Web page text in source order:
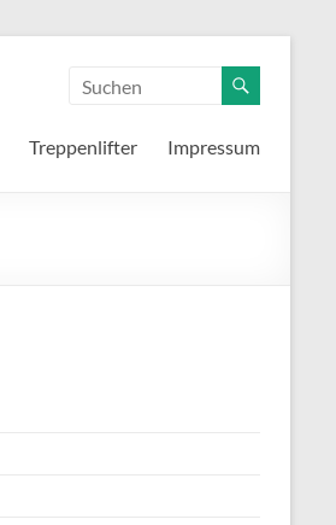
Treppenlifter Impressum